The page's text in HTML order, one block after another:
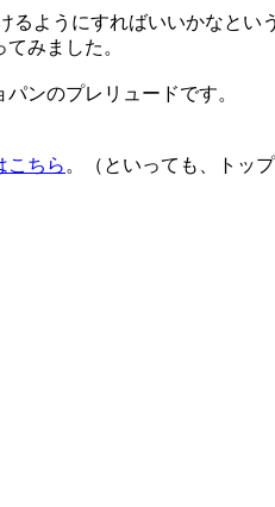
るようにすればいいかなとい
みました。
ンのプレリュードです。
こちら 。（といっても、トッ